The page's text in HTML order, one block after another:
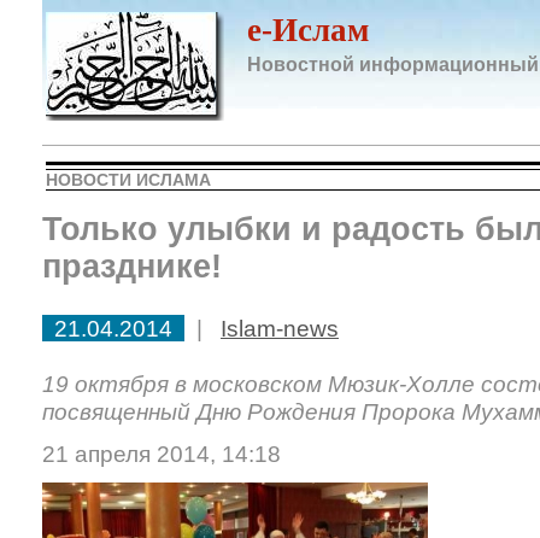
e-Ислам
Новостной информационный
НОВОСТИ ИСЛАМА
Только улыбки и радость
празднике!
21.04.2014 | Islam-news
19 октября в московском Мюзик-Холле
посвященный Дню Рождения Пророка
21 апреля 2014, 14:18